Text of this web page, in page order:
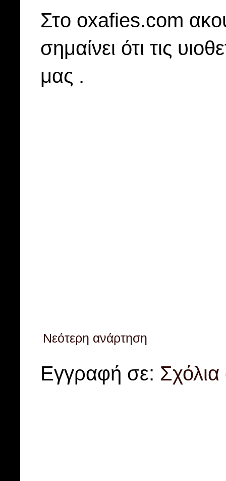
Στo oxafies.com
σημαίνει ότι τις
μας .
Νεότερη ανάρτηση
Εγγραφή σε: